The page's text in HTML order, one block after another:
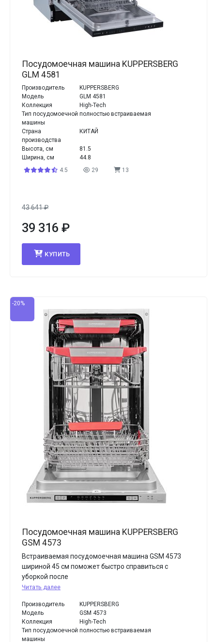
Посудомоечная машина KUPPERSBERG
GLM 4581
Производитель
KUPPERSBERG
Модель
GLM 4581
Коллекция
High-Tech
Тип посудомоечной
машины
полностью встраиваемая
Страна
производства
КИТАЙ
Высота, см
81.5
Ширина, см
44.8
4.5
29 13
43 641₽
39 316 ₽
КУПИТЬ
-20%
Посудомоечная машина KUPPERSBERG
GSM 4573
Встраиваемая посудомоечная машина GSM 4573
шириной 45 см поможет быстро справиться с
уборкой после
Читать далее
Производитель
KUPPERSBERG
Модель
GSM 4573
Коллекция
High-Tech
Тип посудомоечной
машины
полностью встраиваемая